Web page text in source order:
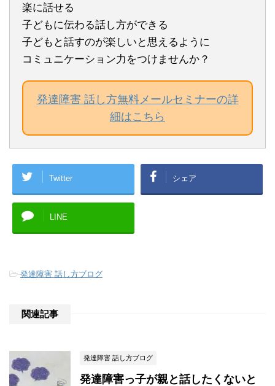
楽に話せる
子どもに伝わる話し方ができる
子どもと話すのが楽しいと思えるように
コミュニケーション力をつけませんか？
発達障害 話し方無料メールセミナーの詳
細はこちら
Twitter シェア
LINE
-発達障害 話し方ブログ
関連記事
発達障害 話し方ブログ
発達障害っ子が親と話したくないと